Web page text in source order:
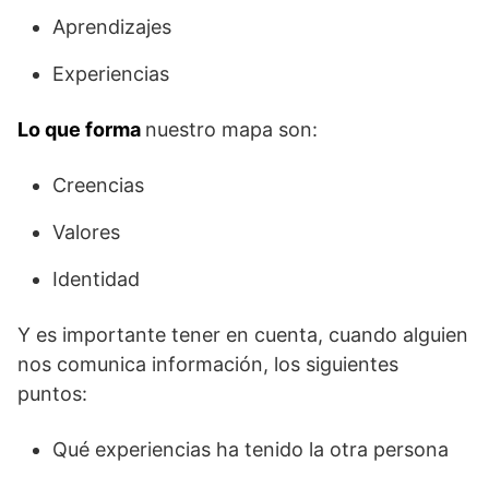
Aprendizajes
Experiencias
Lo que forma nuestro mapa son:
Creencias
Valores
Identidad
Y es importante tener en cuenta, cuando alguien
nos comunica información, los siguientes
puntos:
Qué experiencias ha tenido la otra persona